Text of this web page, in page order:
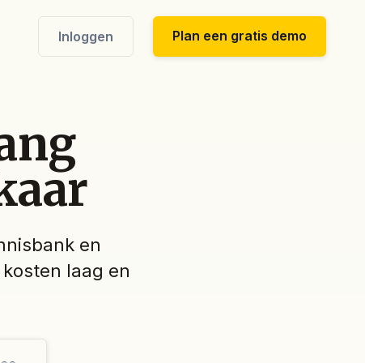
Inloggen Plan een gratis demo
en
laag en